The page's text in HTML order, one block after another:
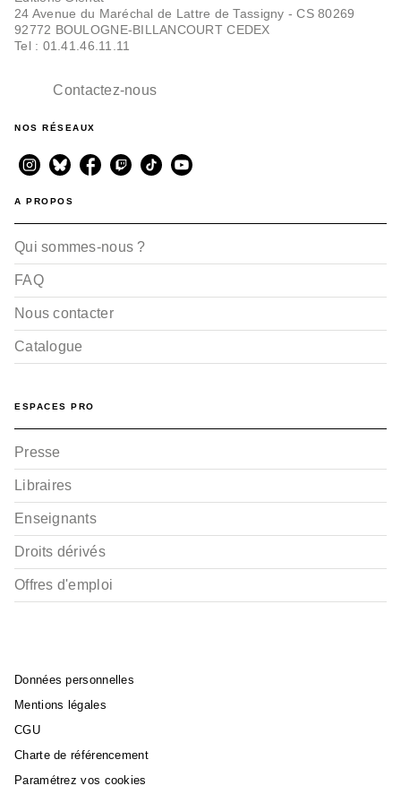
24 Avenue du Maréchal de Lattre de Tassigny - CS 80269
92772 BOULOGNE-BILLANCOURT CEDEX
Tel : 01.41.46.11.11
Contactez-nous
NOS RÉSEAUX
A PROPOS
Qui sommes-nous ?
FAQ
Nous contacter
Catalogue
ESPACES PRO
Presse
Libraires
Enseignants
Droits dérivés
Offres d'emploi
Données personnelles
Mentions légales
CGU
Charte de référencement
Paramétrez vos cookies